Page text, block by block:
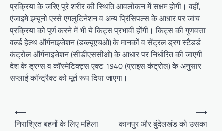
प्रक्रिया के जरिए पूरे शरीर की स्थिति आवलोकन में सक्षम होगी। वहीं,
एंजाइमे इम्यूनो एस्से एगलुटिनेशन व अन्य प्रिंसिपल्स के आधार पर जांच
प्रक्रिया को पूर्ण करने में भी ये किट्स प्रभावी होंगी। किट्स की गुणवत्ता
वर्ल्ड हेल्थ ऑर्गनाइजेशन (डब्ल्यूएचओ) के मानकों व सेंट्रल ड्रग स्टैंडर्ड
कंट्रोल ऑर्गनाइजेशन (सीडीएससीओ) के आधार पर निर्धारित की जाएगी
देश के ड्रग्स व कॉस्मेटिक्ट्स एक्ट 1940 (प्राइस कंट्रोल) के अनुसार
सप्लाई कॉन्ट्रैक्ट को मूर्त रूप दिया जाएगा।
Post
navigation
⟵
निराश्रित बहनों के लिए महिला
कानपुर और बुंदेलखंड को उसका
⟶